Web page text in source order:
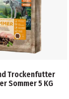
Trockenfutter
Sommer 5 KG